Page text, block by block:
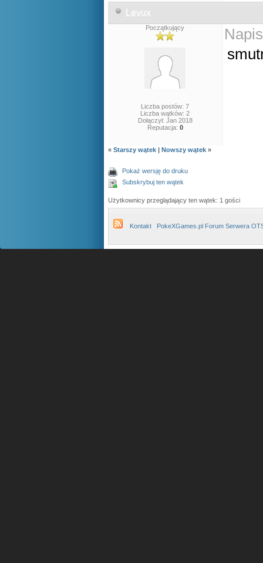
Levux
Początkujący
Liczba postów: 7
Liczba wątków: 2
Dołączył: Jan 2018
Reputacja: 0
« Starszy wątek | Nowszy wątek »
Pokaż wersję do druku
Subskrybuj ten wątek
Użytkownicy przeglądający ten wątek: 1 gości
Kontakt PokeXGames.pl Forum Serwera